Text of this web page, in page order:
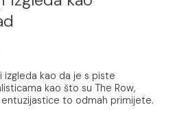
izgleda kao da je s piste
kao što su The Row,
to odmah primijete.